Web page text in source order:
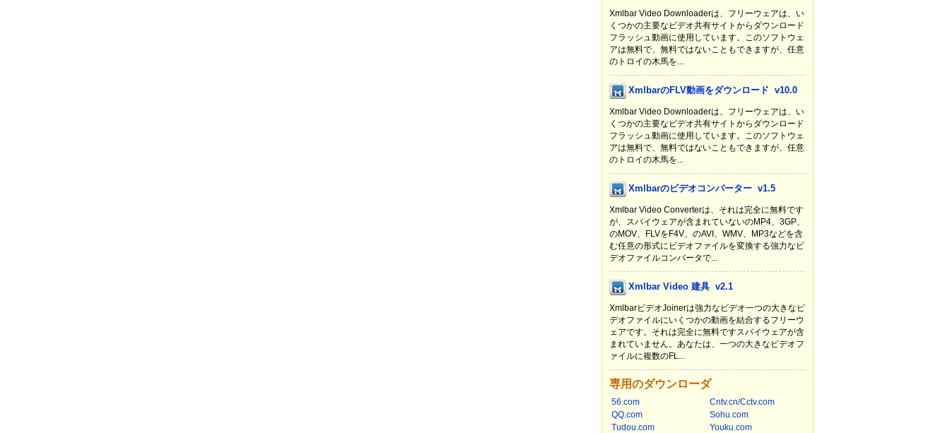
Xmlbar Video Downloaderは、フリーウェアは、い
くつかの主要なビデオ共有サイトからダウンロード
フラッシュ動画に使用しています。このソフトウェ
アは無料で、無料ではないこともできますが、任意
のトロイの木馬を...
XmlbarのFLV動画をダウンロード v10.0
Xmlbar Video Downloaderは、フリーウェアは、い
くつかの主要なビデオ共有サイトからダウンロード
フラッシュ動画に使用しています。このソフトウェ
アは無料で、無料ではないこともできますが、任意
のトロイの木馬を...
Xmlbarのビデオコンバーター v1.5
Xmlbar Video Converterは、それは完全に無料です
が、スパイウェアが含まれていないのMP4、3GP、
のMOV、FLVをF4V、のAVI、WMV、MP3などを含
む任意の形式にビデオファイルを変換する強力なビ
デオファイルコンバータで...
Xmlbar Video 建具 v2.1
XmlbarビデオJoinerは強力なビデオ一つの大きなビ
デオファイルにいくつかの動画を結合するフリーウ
ェアです。それは完全に無料ですスパイウェアが含
まれていません。あなたは、一つの大きなビデオフ
ァイルに複数のFL...
専用のダウンローダ
56.com
Cntv.cn/Cctv.com
QQ.com
Sohu.com
Tudou.com
Youku.com